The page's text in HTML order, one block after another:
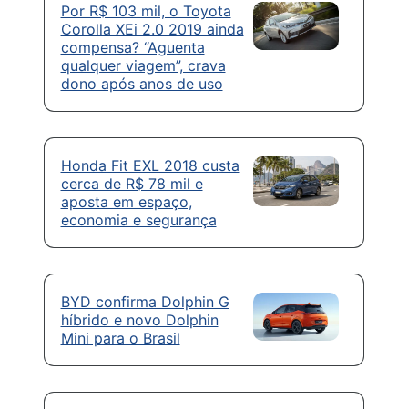
Por R$ 103 mil, o Toyota
Corolla XEi 2.0 2019 ainda
compensa? “Aguenta
qualquer viagem”, crava
dono após anos de uso
Honda Fit EXL 2018 custa
cerca de R$ 78 mil e
aposta em espaço,
economia e segurança
BYD confirma Dolphin G
híbrido e novo Dolphin
Mini para o Brasil